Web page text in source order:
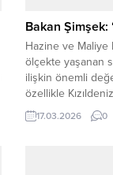
Bakan Şimşek:
Hazine ve Maliye
ölçekte yaşanan
ilişkin önemli
özellikle
gerilimlerin
şekilde
17.03.2026 0